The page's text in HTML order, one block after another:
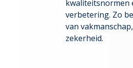
kwaliteitsnormen
verbetering. Zo
van
zekerheid.